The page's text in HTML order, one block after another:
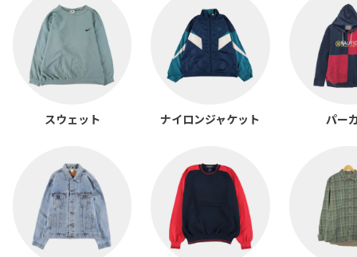
スウェット ナイロンジャケット パー